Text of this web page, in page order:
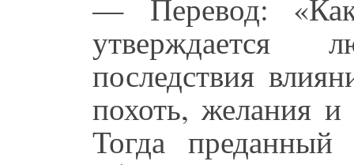
утверждается
последствия
похоть, желания
Тогда преданный